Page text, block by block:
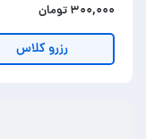
۳۰۰,۰۰۰ تومان
رزرو کلاس